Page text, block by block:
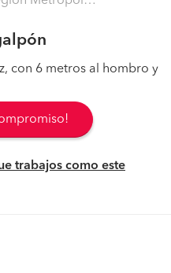
con 6 metros al hombro y
trabajos como este